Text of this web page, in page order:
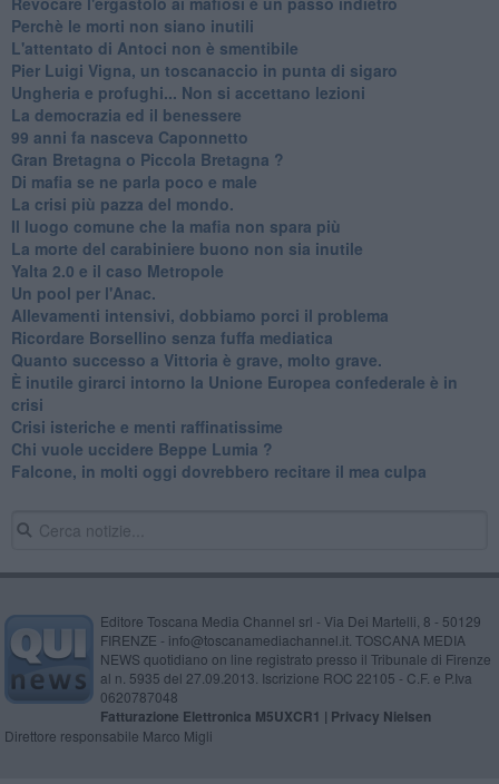
Perchè le morti non siano inutili
L'attentato di Antoci non è smentibile
Pier Luigi Vigna, un toscanaccio in punta di sigaro
Ungheria e profughi... Non si accettano lezioni
La democrazia ed il benessere
99 anni fa nasceva Caponnetto
Gran Bretagna o Piccola Bretagna ?
Di mafia se ne parla poco e male
La crisi più pazza del mondo.
Il luogo comune che la mafia non spara più
La morte del carabiniere buono non sia inutile
Yalta 2.0 e il caso Metropole
​Un pool per l'Anac.
Allevamenti intensivi, dobbiamo porci il problema
Ricordare Borsellino senza fuffa mediatica
​Quanto successo a Vittoria è grave, molto grave.
​È inutile girarci intorno la Unione Europea confederale è in
crisi
Crisi isteriche e menti raffinatissime
Chi vuole uccidere Beppe Lumia ?
Falcone, in molti oggi dovrebbero recitare il mea culpa
Editore Toscana Media Channel srl - Via Dei Martelli, 8 - 50129
FIRENZE - info@toscanamediachannel.it. TOSCANA MEDIA
NEWS quotidiano on line registrato presso il Tribunale di Firenze
al n. 5935 del 27.09.2013. Iscrizione ROC 22105 - C.F. e P.Iva
0620787048
Fatturazione Elettronica M5UXCR1 | Privacy Nielsen
Direttore responsabile Marco Migli